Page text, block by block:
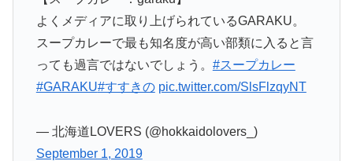
よくメディアに取り上げられているGARAKU。
スープカレーで最も知名度が高い部類に入ると言
っても過言ではないでしょう。 #スープカレー
#GARAKU#すすきの pic.twitter.com/SlsFlzqyNT
— 北海道LOVERS (@hokkaidolovers_)
September 1, 2019